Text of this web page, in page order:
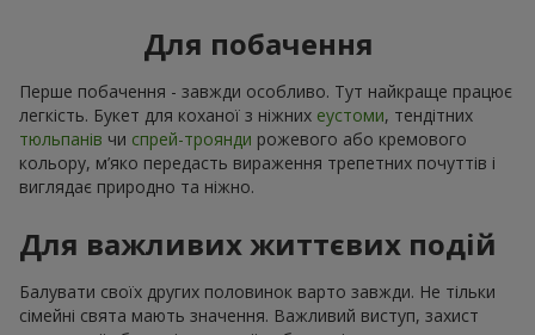
Для побачення
Перше побачення - завжди особливо. Тут найкраще працює
легкість. Букет для коханої з ніжних еустоми, тендітних
тюльпанів чи спрей-троянди рожевого або кремового
кольору, м’яко передасть вираження трепетних почуттів і
виглядає природно та ніжно.
Для важливих життєвих подій
Балувати своїх других половинок варто завжди. Не тільки
сімейні свята мають значення. Важливий виступ, захист